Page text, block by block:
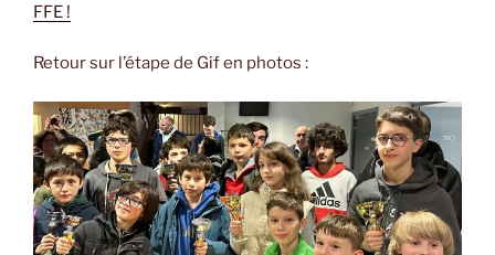
FFE !
Retour sur l’étape de Gif en photos :